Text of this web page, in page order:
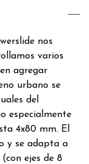
nos
varios
agregar
urbano se
del
especialmente
4x80 mm. El
y se adapta a
ejes de 8